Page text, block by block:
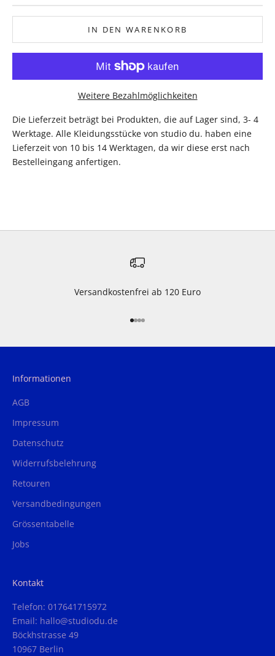
IN DEN WARENKORB
Weitere Bezahlmöglichkeiten
Die Lieferzeit beträgt bei Produkten, die auf Lager sind, 3- 4
Werktage. Alle Kleidungsstücke von studio du. haben eine
Lieferzeit von 10 bis 14 Werktagen, da wir diese erst nach
Bestelleingang anfertigen.
Versandkostenfrei ab 120 Euro
Gehe zu Element 1
Gehe zu Element 2
Gehe zu Element 3
Gehe zu Element 4
Informationen
AGB
Impressum
Datenschutz
Widerrufsbelehrung
Retouren
Versandbedingungen
Grössentabelle
Jobs
Kontakt
Telefon: 017641715972
Email: hallo@studiodu.de
Böckhstrasse 49
10967 Berlin